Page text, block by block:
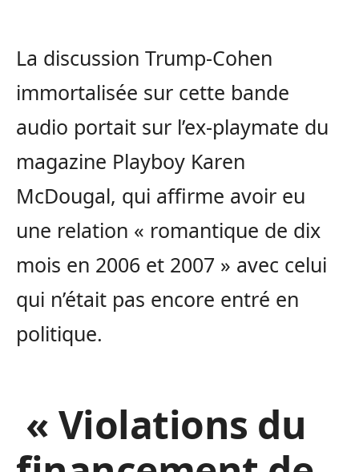
La discussion Trump-Cohen
immortalisée sur cette bande
audio portait sur l’ex-playmate du
magazine Playboy Karen
McDougal, qui affirme avoir eu
une relation « romantique de dix
mois en 2006 et 2007 » avec celui
qui n’était pas encore entré en
politique.
« Violations du